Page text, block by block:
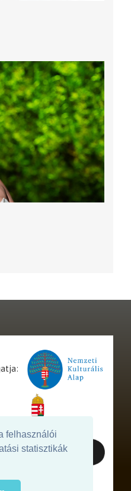
felhasználói
statisztikák